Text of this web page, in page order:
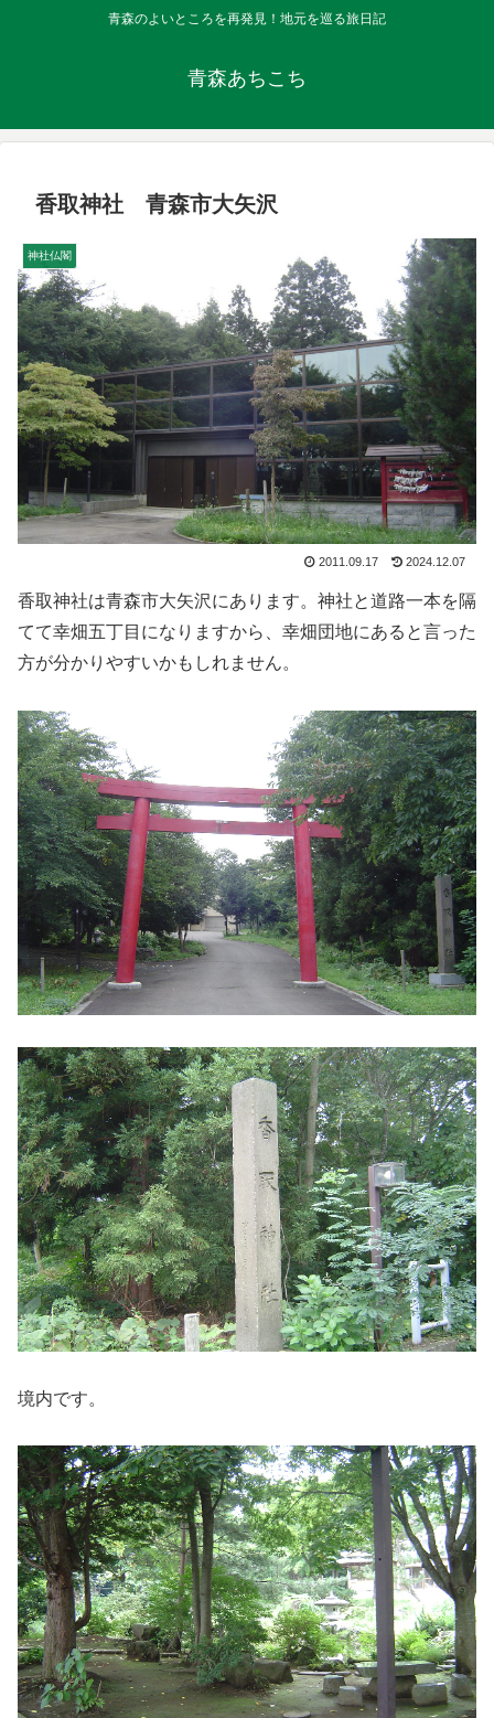
青森のよいところを再発見！地元を巡る旅日記
青森あちこち
香取神社 青森市大矢沢
神社仏閣
2011.09.17 2024.12.07
香取神社は青森市大矢沢にあります。神社と道路一本を隔
てて幸畑五丁目になりますから、幸畑団地にあると言った
方が分かりやすいかもしれません。
境内です。